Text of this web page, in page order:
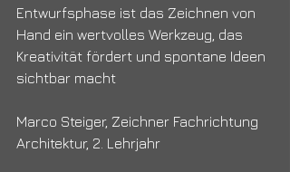
Entwurfsphase ist das Zeichnen von
Hand ein wertvolles Werkzeug, das
Kreativität fördert und spontane Ideen
sichtbar macht
Marco Steiger, Zeichner Fachrichtung
Architektur, 2. Lehrjahr